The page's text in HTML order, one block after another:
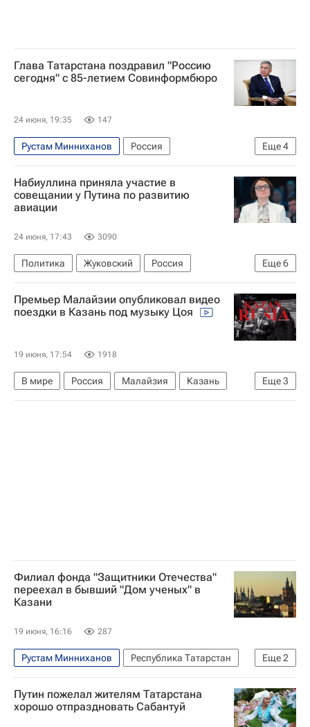
Глава Татарстана поздравил "Россию
сегодня" с 85-летием Совинформбюро
24 июня, 19:35 147
Еще4
Рустам Минниханов
Россия
Совинформбюро
Агентство печати "Новости"
85-летие Совинформбюро
Россия сегодня
Набиуллина приняла участие в
совещании у Путина по развитию
авиации
24 июня, 17:43 3090
Еще6
Политика Жуковский
Россия
Эльвира Набиуллина
Владимир Путин
Юрий Трутнев
Министерство промышленности и торговли РФ (Минпромторг России)
Сбербанк России
Премьер Малайзии опубликовал видео
поездки в Казань под музыку Цоя
19 июня, 17:54 1918
Еще3
В мире Россия Малайзия
Казань
Анвар Ибрагим (премьер-министр Малайзии)
Филиал фонда "Защитники Отечества"
переехал в бывший "Дом ученых" в
Казани
19 июня, 16:16 287
Еще2
Рустам Минниханов
Республика Татарстан
Казань
Республика Татарстан (Татарстан)
Путин пожелал жителям Татарстана
хорошо отпраздновать Сабантуй